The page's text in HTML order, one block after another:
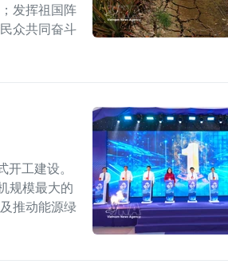
发挥祖国阵
众共同奋斗
工建设。
规模最大的
推动能源绿